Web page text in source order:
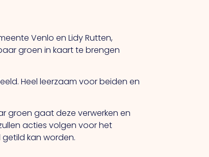
Venlo en Lidy Rutten,
groen in kaart te brengen
Heel leerzaam voor beiden en
groen gaat deze verwerken en
acties volgen voor het
kan worden.